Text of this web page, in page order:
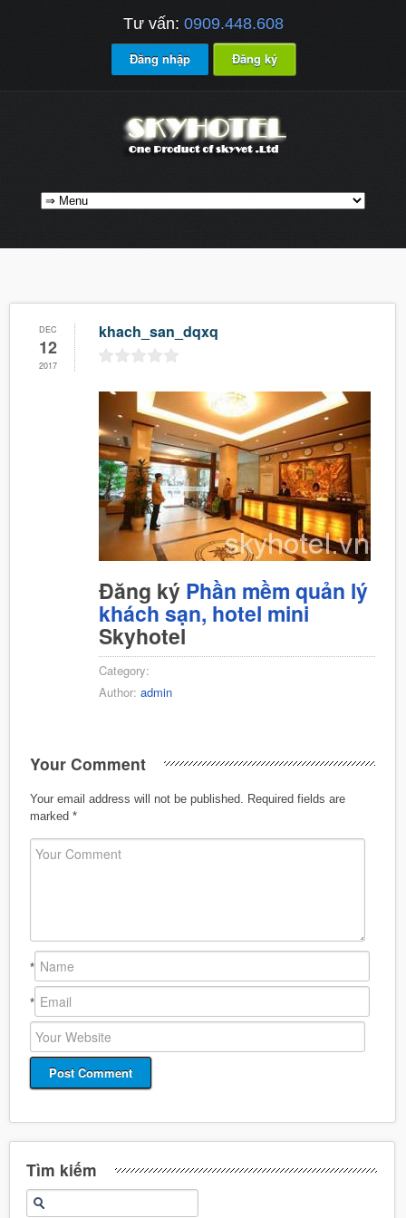
Tư vấn: 0909.448.608
Đăng nhập Đăng ký
DEC
12
2017
khach_san_dqxq
Đăng ký Phần mềm quản lý
khách sạn, hotel mini
Skyhotel
Category:
Author: admin
Your Comment
Your email address will not be published.
Required fields are
marked *
*
*
Tìm kiếm